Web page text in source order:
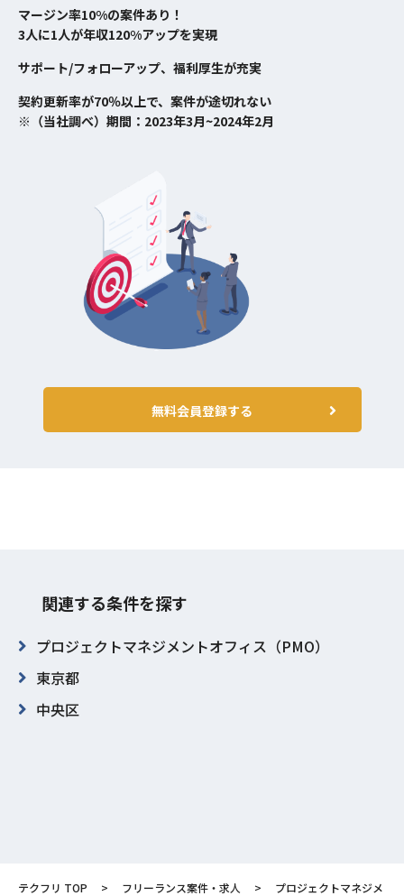
マージン率10%の案件あり！
3人に1人が年収120%アップを実現
サポート/フォローアップ、福利厚生が充実
契約更新率が70％以上で、案件が途切れない
※（当社調べ）期間：2023年3月~2024年2月
無料会員登録する
関連する条件を探す
プロジェクトマネジメントオフィス（PMO）
東京都
中央区
テクフリ TOP フリーランス案件・求人
プロジェクトマネジメ